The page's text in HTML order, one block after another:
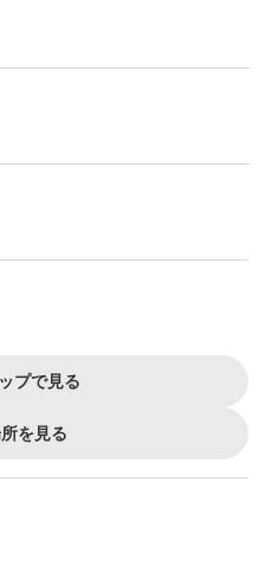
プで見る
を見る